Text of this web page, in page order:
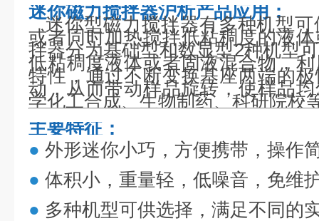
迷你磁力搅拌器沪析产品应用：
迷你型磁力搅拌器有多种机型
或者同时加热搅拌低粘稠度的液
拌器分为基础型和数显型2种机型
低粘稠度液体或者固液混合物，
特性，通过不断变换基座两端的
动，从而带动样品旋转，使样品
学化工合成、生物制药、科研院校
主要特征：
● 外形迷你小巧，方便携带，操作
● 体积小，重量轻，低噪音，免维
● 多种机型可供选择，满足不同的